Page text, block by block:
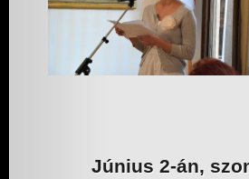
Június 2-án,